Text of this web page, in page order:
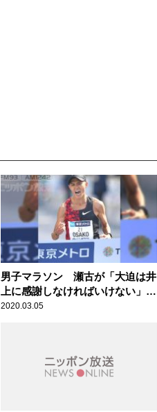
男子マラソン 瀬古が「大迫は井
上に感謝しなければいけない」と
言う理由
2020.03.05